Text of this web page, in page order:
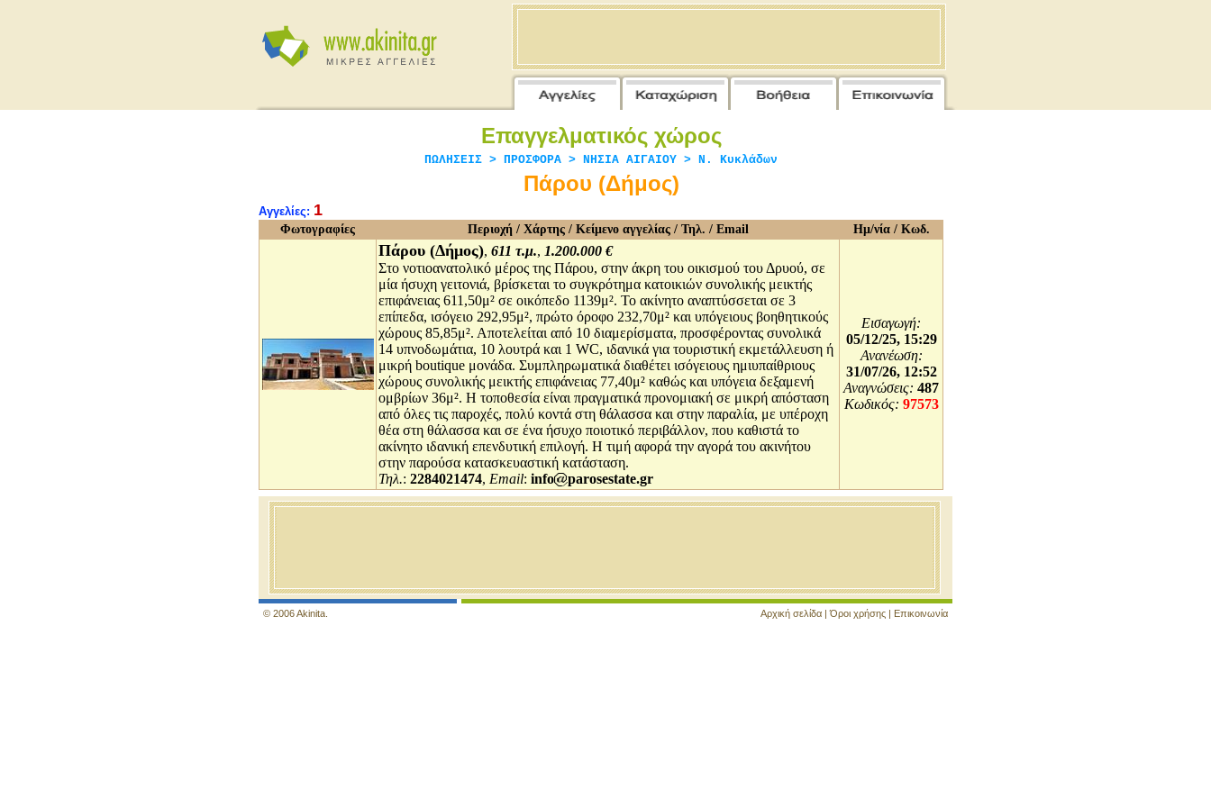
Επαγγελματικός χώρος
ΠΩΛΗΣΕΙΣ > ΠΡΟΣΦΟΡΑ > ΝΗΣΙΑ ΑΙΓΑΙΟΥ > Ν. Κυκλάδων
Πάρου (Δήμος)
Αγγελίες: 1
Φωτογραφίες Περιοχή / Χάρτης / Κείμενο αγγελίας / Τηλ. / Email Ημ/νία / Κωδ.
Πάρου (Δήμος), 611 τ.μ., 1.200.000 €
Στο νοτιοανατολικό μέρος της Πάρου, στην άκρη του οικισμού του Δρυού, σε
μία ήσυχη γειτονιά, βρίσκεται το συγκρότημα κατοικιών συνολικής μεικτής
επιφάνειας 611,50μ² σε οικόπεδο 1139μ². Το ακίνητο αναπτύσσεται σε 3
επίπεδα, ισόγειο 292,95μ², πρώτο όροφο 232,70μ² και υπόγειους βοηθητικούς
χώρους 85,85μ². Αποτελείται από 10 διαμερίσματα, προσφέροντας συνολικά
14 υπνοδωμάτια, 10 λουτρά και 1 WC, ιδανικά για τουριστική εκμετάλλευση ή
μικρή boutique μονάδα. Συμπληρωματικά διαθέτει ισόγειους ημιυπαίθριους
χώρους συνολικής μεικτής επιφάνειας 77,40μ² καθώς και υπόγεια δεξαμενή
ομβρίων 36μ². Η τοποθεσία είναι πραγματικά προνομιακή σε μικρή απόσταση
από όλες τις παροχές, πολύ κοντά στη θάλασσα και στην παραλία, με υπέροχη
θέα στη θάλασσα και σε ένα ήσυχο ποιοτικό περιβάλλον, που καθιστά το
ακίνητο ιδανική επενδυτική επιλογή. Η τιμή αφορά την αγορά του ακινήτου
στην παρούσα κατασκευαστική κατάσταση.
Τηλ.: 2284021474, Email: info parosestate.gr
Εισαγωγή:
05/12/25, 15:29
Ανανέωση:
31/07/26, 12:52
Αναγνώσεις: 487
Κωδικός: 97573
© 2006 Akinita. Αρχική σελίδα |Όροι χρήσης | Επικοινωνία